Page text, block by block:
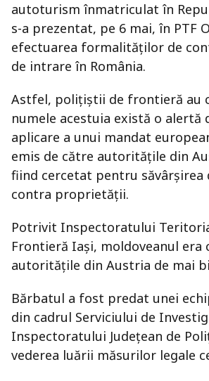
autoturism înmatriculat în
s-a prezentat, pe 6 mai, în PTF
efectuarea formalităţilor de
de intrare în România.
Astfel, polițiștii de frontieră au
numele acestuia există o alertă
aplicare a unui mandat
emis de către autorităţile din
fiind cercetat pentru săvârșirea
contra proprietății.
Potrivit Inspectoratului
Frontieră Iași, moldoveanul era
autoritățile din Austria de mai
Bărbatul a fost predat unei
din cadrul Serviciului de
Inspectoratului Județean de
vederea luării măsurilor legale